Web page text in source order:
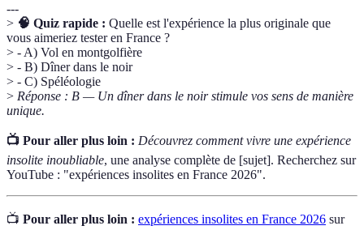
---
> 🧠 Quiz rapide : Quelle est l'expérience la plus originale que
vous aimeriez tester en France ?
> - A) Vol en montgolfière
> - B) Dîner dans le noir
> - C) Spéléologie
> Réponse : B — Un dîner dans le noir stimule vos sens de manière
unique.
📺 Pour aller plus loin : Découvrez comment vivre une expérience
insolite inoubliable, une analyse complète de [sujet]. Recherchez sur
YouTube : "expériences insolites en France 2026".
📺 Pour aller plus loin : expériences insolites en France 2026 sur